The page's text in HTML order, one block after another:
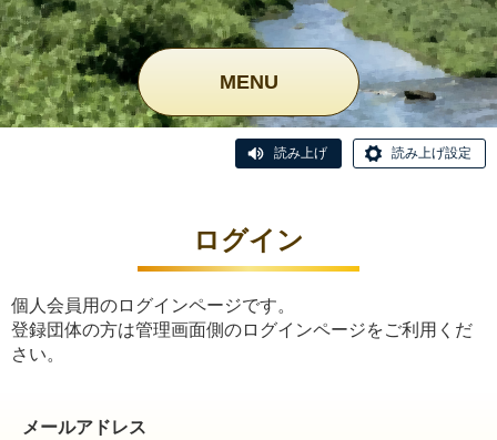
MENU
読み上げ 読み上げ設定
ログイン
個人会員用のログインページです。
登録団体の方は管理画面側のログインページをご利用くだ
さい。
メールアドレス